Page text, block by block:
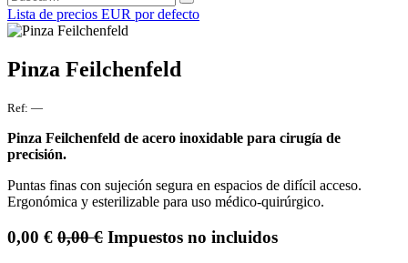
Lista de precios EUR por defecto
Pinza Feilchenfeld
Ref: —
Pinza Feilchenfeld de acero inoxidable para cirugía de
precisión.
Puntas finas con sujeción segura en espacios de difícil acceso.
Ergonómica y esterilizable para uso médico-quirúrgico.
0,00 € 0,00€ Impuestos no incluidos